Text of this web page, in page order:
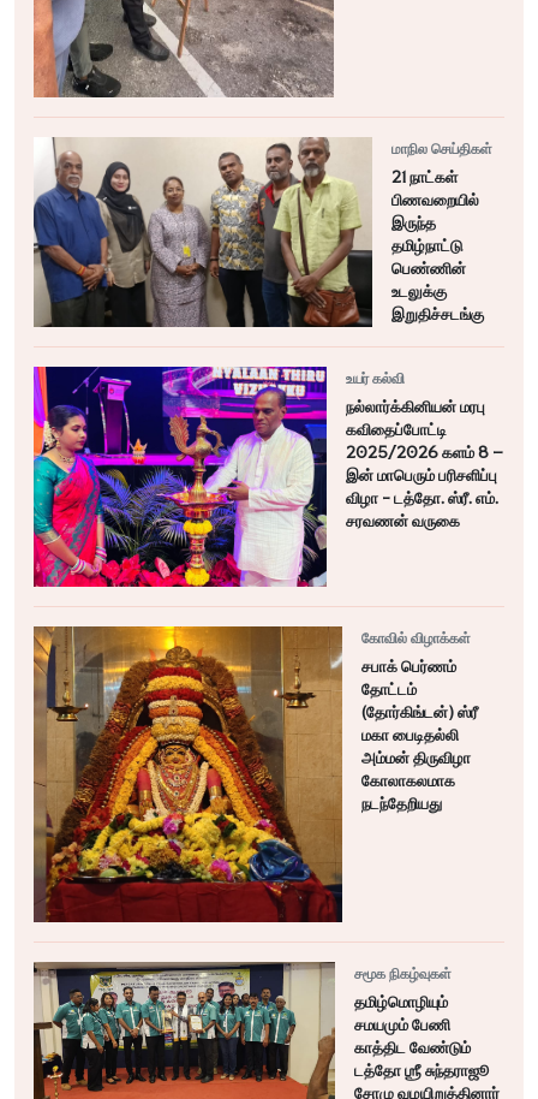
மாநில செய்திகள்
21 நாட்கள்
பிணவறையில்
இருந்த
தமிழ்நாட்டு
பெண்ணின்
உடலுக்கு
இறுதிச்சடங்கு
உயர் கல்வி
நல்லார்க்கினியன் மரபு
கவிதைப்போட்டி
2025/2026 களம் 8 –
இன் மாபெரும் பரிசளிப்பு
விழா - டத்தோ. ஸ்ரீ. எம்.
சரவணன் வருகை
கோவில் விழாக்கள்
சபாக் பெர்ணம்
தோட்டம்
(தோர்கிங்டன்) ஸ்ரீ
மகா பைடிதல்லி
அம்மன் திருவிழா
கோலாகலமாக
நடந்தேறியது
சமூக நிகழ்வுகள்
தமிழ்மொழியும்
சமயமும் பேணி
காத்திட வேண்டும்
டத்தோ ஶ்ரீ சுந்தராஜூ
சோமு வழயிறுத்தினார்